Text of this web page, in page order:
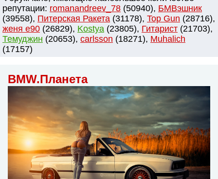
репутации: romanandreev_78 (50940), БМВэшник
(39558), Питерская Ракета (31178), Top Gun (28716),
женя e90 (26829), Kostya (23805), Гитарист (21703),
Темуджин (20653), сarlsson (18271), Muhalich
(17157)
BMW.Планета